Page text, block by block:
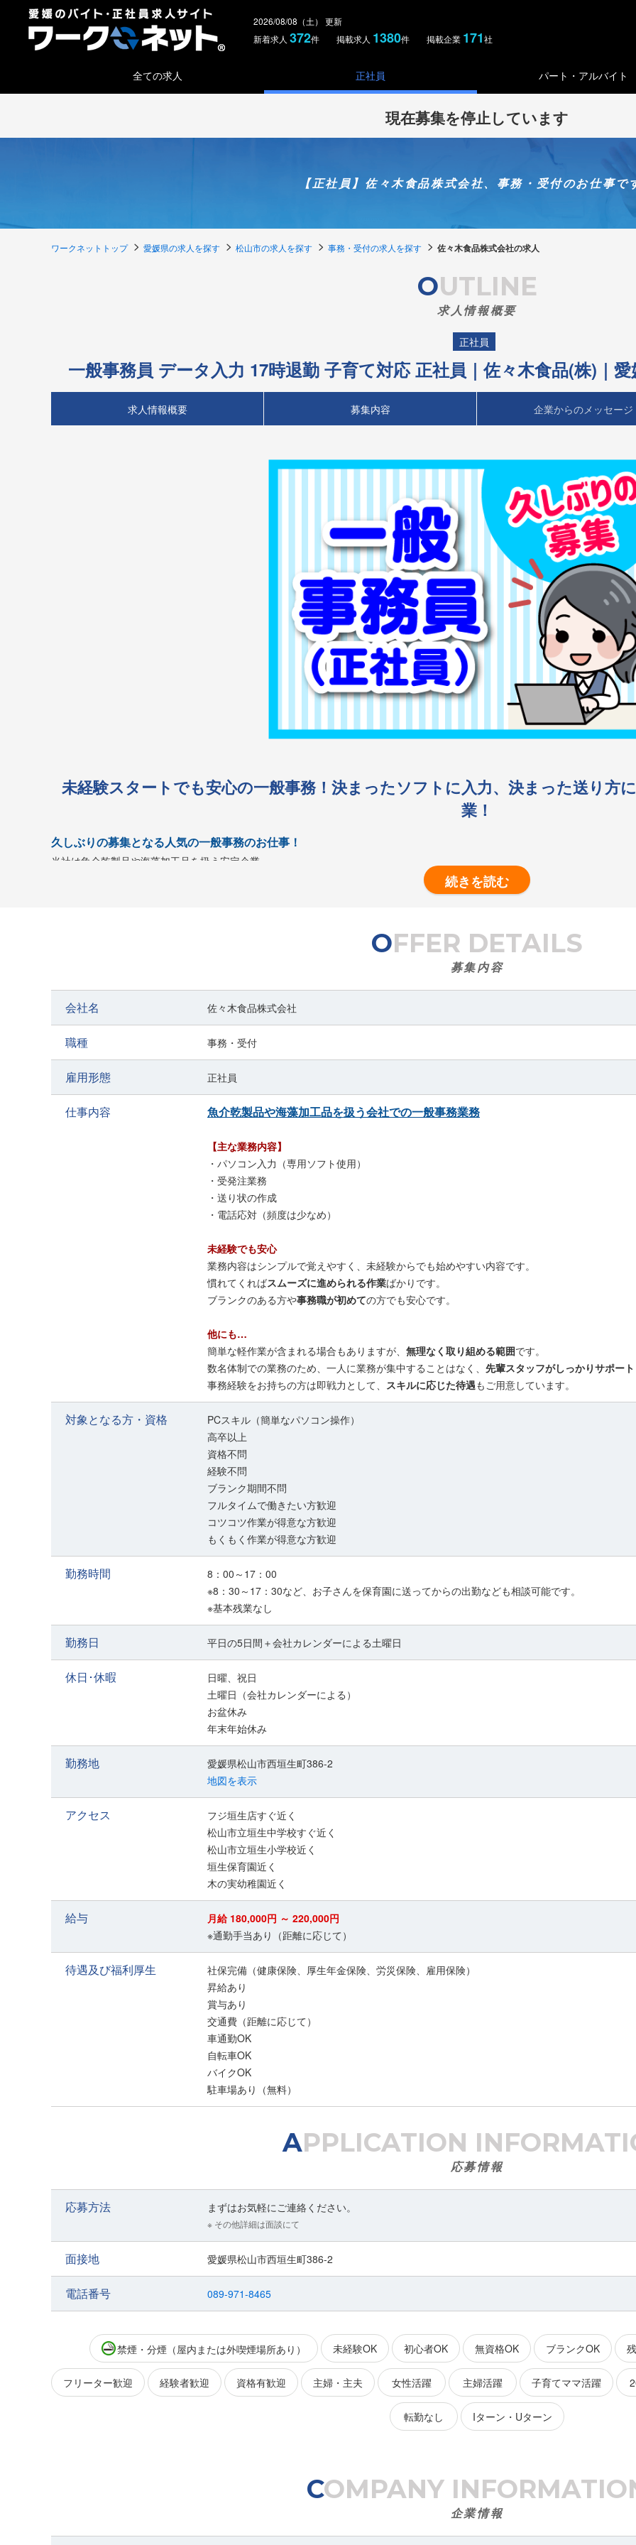
2026/08/08（土） 更新
新着求人 372件 掲載求人 1380件 掲載企業 171社
全ての求人 正社員 パート・アルバイト
現在募集を停止しています
【正社員】佐々木食品株式会社、事務・受付のお仕事で
ワークネットトップ 愛媛県の求人を探す 松山市の求人を探す 事務・受付の求人を探す 佐々木食品株式会社の求人
OUTLINE
求人情報概要
正社員
一般事務員 データ入力 17時退勤 子育て対応 正社員｜佐々木食品(株)｜
求人情報概要 募集内容 企業からのメッセージ
未経験スタートでも安心の一般事務！決まったソフトに入力、決まった送り
業！
久しぶりの募集となる人気の一般事務のお仕事！
当社は魚介乾製品や海藻加工品を扱う安定企業。
残業はほとんどなく、17時には退勤できるので家庭との両立も◎
働き方の柔軟さ
職場は少人数で和やかな雰囲気。
スタッフは20代～40代が中心で、子育てが落ち着いた方の再スタートにも最適です。
昇給・賞与制度も整っており、
スキルや努力はしっかり評価！
OFFER DETAILS
募集内容
会社名 佐々木食品株式会社
職種 事務・受付
雇用形態 正社員
仕事内容 魚介乾製品や海藻加工品を扱う会社での一般事務業務
【主な業務内容】
・パソコン入力（専用ソフト使用）
・受発注業務
・送り状の作成
・電話応対（頻度は少なめ）
未経験でも安心
業務内容はシンプルで覚えやすく、未経験からでも始めやすい内容です。
慣れてくればスムーズに進められる作業ばかりです。
ブランクのある方や事務職が初めての方でも安心です。
他にも…
簡単な軽作業が含まれる場合もありますが、 無理なく取り組める範囲です。
数名体制での業務のため、一人に業務が集中することはなく、 先輩スタッフがしっかりサポート
事務経験をお持ちの方は即戦力として、 スキルに応じた待遇もご用意しています。
対象となる方・資格
PCスキル（簡単なパソコン操作）
高卒以上
資格不問
経験不問
ブランク期間不問
フルタイムで働きたい方歓迎
コツコツ作業が得意な方歓迎
もくもく作業が得意な方歓迎
勤務時間
8：00～17：00
※8：30～17：30など、お子さんを保育園に送ってからの出勤なども相談可能です。
※基本残業なし
勤務日 平日の5日間＋会社カレンダーによる土曜日
休日･休暇
日曜、祝日
土曜日（会社カレンダーによる）
お盆休み
年末年始休み
勤務地
愛媛県松山市西垣生町386-2
地図を表示
アクセス
フジ垣生店すぐ近く
松山市立垣生中学校すぐ近く
松山市立垣生小学校近く
垣生保育園近く
木の実幼稚園近く
給与
月給 180,000円 ～ 220,000円
※通勤手当あり（距離に応じて）
待遇及び福利厚生
社保完備（健康保険、厚生年金保険、労災保険、雇用保険）
昇給あり
賞与あり
交通費（距離に応じて）
車通勤OK
自転車OK
バイクOK
駐車場あり（無料）
APPLICATION
応募情報
応募方法 まずはお気軽にご連絡ください。
※ その他詳細は面談にて
面接地 愛媛県松山市西垣生町386-2
電話番号 089-971-8465
禁煙・分煙（屋内または外喫煙場所あり） 未経験OK 初心者OK 無資格OK ブランクOK
フリーター歓迎 経験者歓迎 資格有歓迎 主婦・主夫 女性活躍 主婦活躍 子育てママ活躍
転勤なし Iターン・Uターン
COMPANY
企業情報